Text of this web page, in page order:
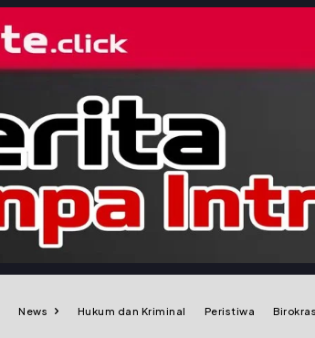
News Hukum dan Kriminal Peristiwa